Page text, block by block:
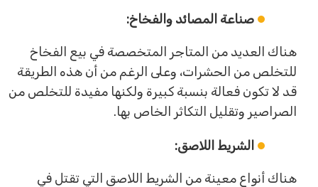
صناعة المصائد والفخاخ:
هناك العديد من المتاجر المتخصصة في بيع الفخاخ
للتخلص من الحشرات، وعلى الرغم من أن هذه الطريقة
قد لا تكون فعالة بنسبة كبيرة ولكنها مفيدة للتخلص من
الصراصير وتقليل التكاثر الخاص بها.
الشريط اللاصق:
هناك أنواع معينة من الشريط اللاصق التي تقتل في